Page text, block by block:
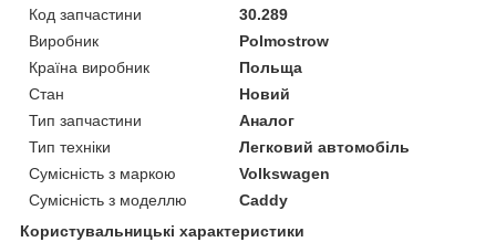
Код запчастини
30.289
Виробник
Polmostrow
Країна виробник
Польща
Стан
Новий
Тип запчастини
Аналог
Тип техніки
Легковий автомобіль
Сумісність з маркою
Volkswagen
Сумісність з моделлю
Caddy
Користувальницькі характеристики